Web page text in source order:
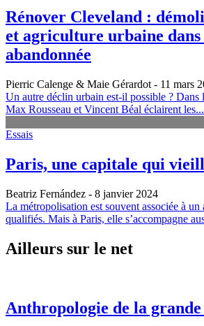
Rénover Cleveland :
et agriculture urbaine
abandonnée
Pierric Calenge & Maie Gérardot - 11 mars
Un autre déclin urbain est-il possible ? Dans
Max Rousseau et Vincent Béal éclairent les...
Essais
Paris, une capitale qui
Beatriz Fernández - 8 janvier 2024
La métropolisation est souvent associée à
qualifiés. Mais à Paris, elle s’accompagne
Ailleurs sur le net
Anthropologie de la